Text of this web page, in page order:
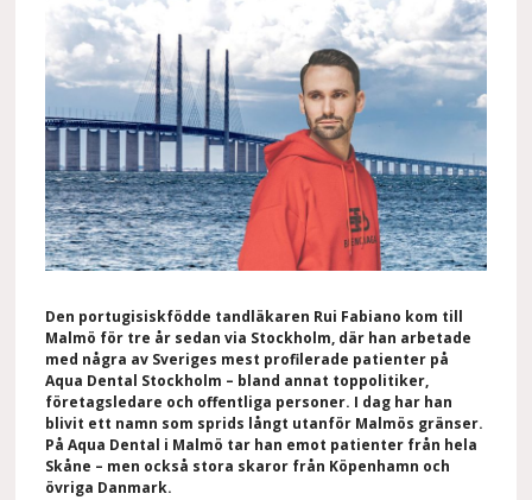
Den portugisiskfödde tandläkaren Rui Fabiano kom till
Malmö för tre år sedan via Stockholm, där han arbetade
med några av Sveriges mest profilerade patienter på
Aqua Dental Stockholm – bland annat toppolitiker,
företagsledare och offentliga personer. I dag har han
blivit ett namn som sprids långt utanför Malmös gränser.
På Aqua Dental i Malmö tar han emot patienter från hela
Skåne – men också stora skaror från Köpenhamn och
övriga Danmark.